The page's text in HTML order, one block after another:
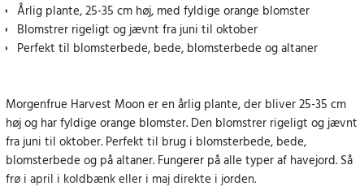
Årlig plante, 25-35 cm høj, med fyldige orange blomster
Blomstrer rigeligt og jævnt fra juni til oktober
Perfekt til blomsterbede, bede, blomsterbede og altaner
Morgenfrue Harvest Moon er en årlig plante, der bliver 25-35 cm
høj og har fyldige orange blomster. Den blomstrer rigeligt og jævnt
fra juni til oktober. Perfekt til brug i blomsterbede, bede,
blomsterbede og på altaner. Fungerer på alle typer af havejord. Så
frø i april i koldbænk eller i maj direkte i jorden.